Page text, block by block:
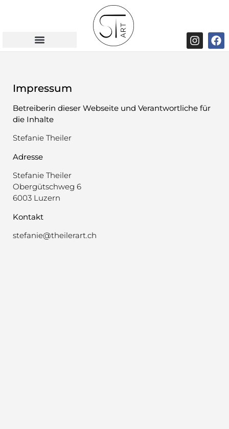
Impressum
Betreiberin dieser Webseite und Verantwortliche für
die Inhalte
Stefanie Theiler
Adresse
Stefanie Theiler
Obergütschweg 6
6003 Luzern
Kontakt
stefanie@theilerart.ch